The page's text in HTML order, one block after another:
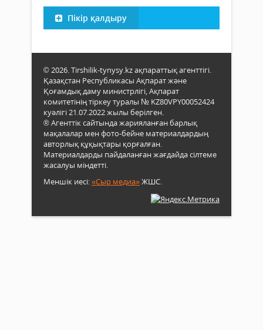
Пікір қалдыру
© 2026. Tirshilik-tynysy.kz ақпараттық агенттігі.
Қазақстан Республикасы Ақпарат және
Қоғамдық даму министрлігі, Ақпарат
комитетінің тіркеу туралы № KZ80VPY00052424
куәлігі 21.07.2022 жылы берілген.
® Агенттік сайтында жарияланған барлық
мақалалар мен фото-бейне материалдардың
авторлық құқықтары қорғалған.
Материалдарды пайдаланған жағдайда сілтеме
жасалуы міндетті.
Меншік иесі:«Сыр медиа»ЖШС.